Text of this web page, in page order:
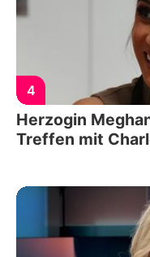
4
Herzogin
Treffen mit